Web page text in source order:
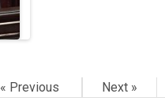
« Previous Next »